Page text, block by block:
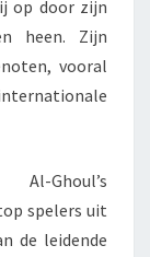
op door zijn
heen. Zijn
vooral
Ghoul’s
spelers uit
de leidende